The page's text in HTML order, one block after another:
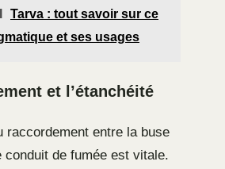
Tarva : tout savoir sur ce
et ses usages
et l’étanchéité
raccordement entre la buse
conduit de fumée est vitale.